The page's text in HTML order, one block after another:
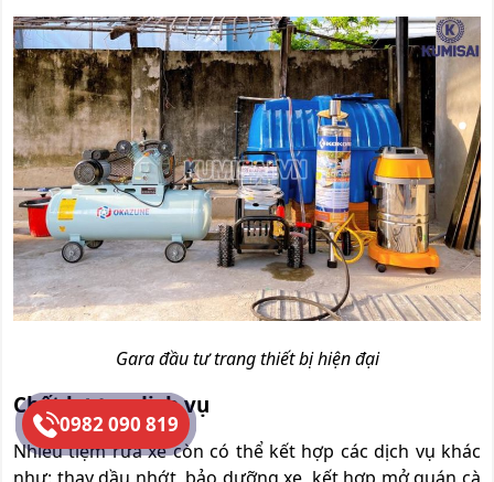
Gara đầu tư trang thiết bị hiện đại
Chất lượng dịch vụ
Nhiều tiệm rửa xe còn có thể kết hợp các dịch vụ khác
0982 090 819